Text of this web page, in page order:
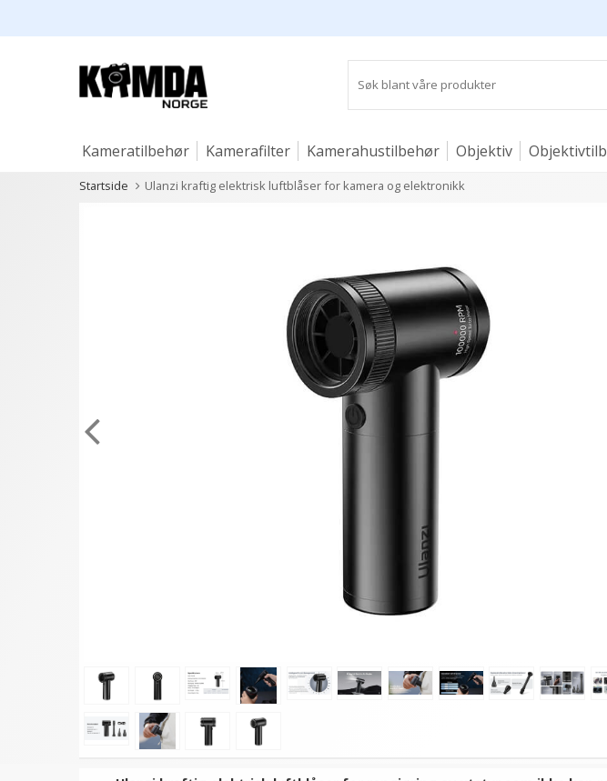
Kameratilbehør Kamerafilter Kamerahustilbehør Objektiv
Studio og lys
Startside Ulanzi kraftig elektrisk luftblåser for kamera og elektronikk